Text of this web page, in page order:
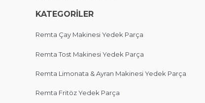
KATEGORİLER
Remta Çay Makinesi Yedek Parça
Remta Tost Makinesi Yedek Parça
Remta Limonata & Ayran Makinesi Yedek Parça
Remta Fritöz Yedek Parça